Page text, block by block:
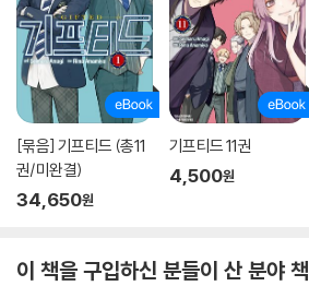
[묶음] 기프티드 (총11
권/미완결)
34,650원
기프티드 11권
4,500원
이 책을 구입하신 분들이 산 분야 책